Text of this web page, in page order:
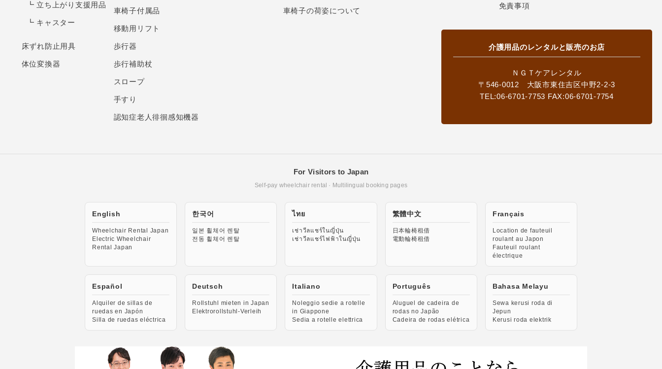
立ち上がり支援用品
キャスター
床ずれ防止用具
体位変換器
車椅子付属品
移動用リフト
歩行器
歩行補助杖
スロープ
手すり
認知症老人徘徊感知機器
車椅子の荷姿について
免責事項
介護用品のレンタルと販売のお店
ＮＧＴケアレンタル
〒546-0012 大阪市東住吉区中野2-2-3
TEL:06-6701-7753 FAX:06-6701-7754
For Visitors to Japan
Self-pay wheelchair rental · Multilingual booking pages
English
Wheelchair Rental Japan
Electric Wheelchair
Rental Japan
한국어
일본 휠체어 렌탈
전동 휠체어 렌탈
ไทย
เช่าวีลแชร์ในญี่ปุ่น
เช่าวีลแชร์ไฟฟ้าในญี่ปุ่น
繁體中文
日本輪椅租借
電動輪椅租借
Français
Location de fauteuil
roulant au Japon
Fauteuil roulant
électrique
Español
Alquiler de sillas de
ruedas en Japón
Silla de ruedas eléctrica
Deutsch
Rollstuhl mieten in Japan
Elektrorollstuhl-Verleih
Italiano
Noleggio sedie a rotelle
in Giappone
Sedia a rotelle elettrica
Português
Aluguel de cadeira de
rodas no Japão
Cadeira de rodas elétrica
Bahasa Melayu
Sewa kerusi roda di
Jepun
Kerusi roda elektrik